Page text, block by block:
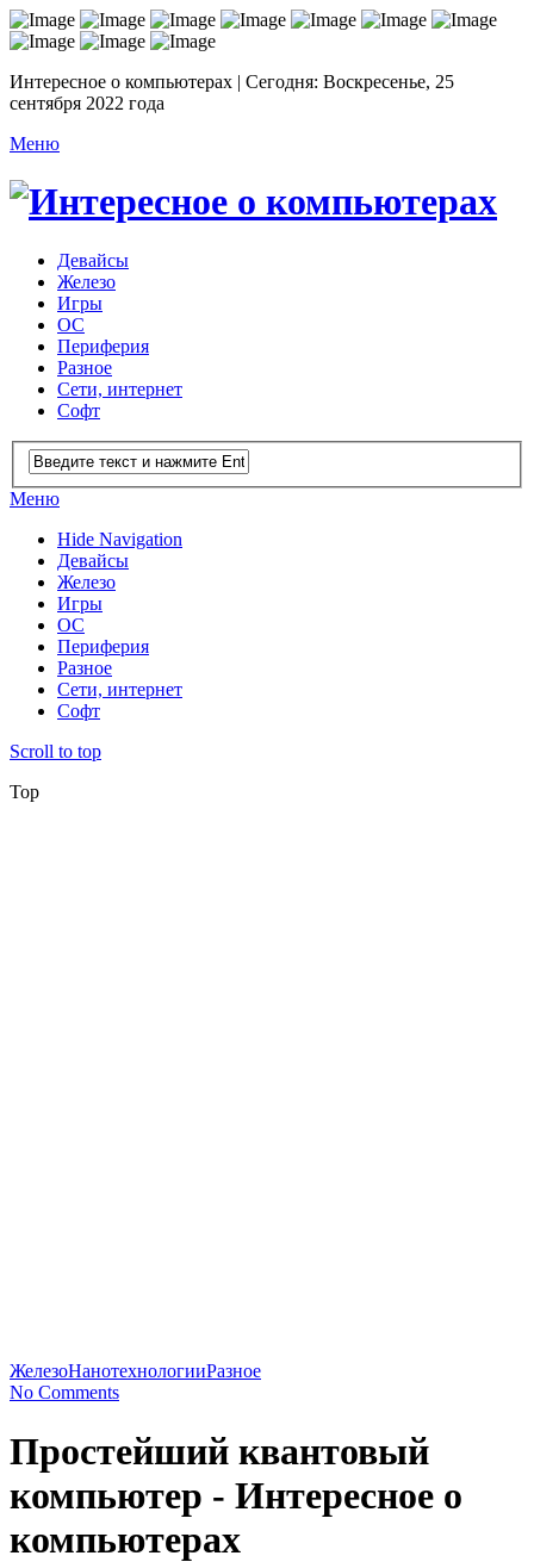
Интересное о компьютерах | Сегодня: Воскресенье, 25
сентября 2022 года
Меню
Девайсы
Железо
Игры
ОС
Периферия
Разное
Сети, интернет
Софт
Меню
Hide Navigation
Девайсы
Железо
Игры
ОС
Периферия
Разное
Сети, интернет
Софт
Scroll to top
Top
ЖелезоНанотехнологииРазное
No Comments
Простейший квантовый
компьютер - Интересное о
компьютерах